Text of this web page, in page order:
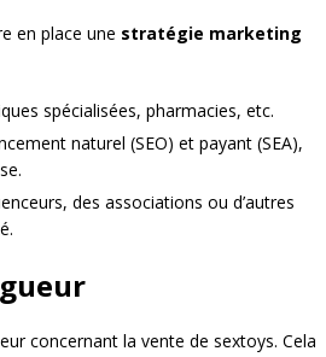
en place une stratégie marketing
spécialisées, pharmacies, etc.
naturel (SEO) et payant (SEA),
des associations ou d’autres
concernant la vente de sextoys. Cela